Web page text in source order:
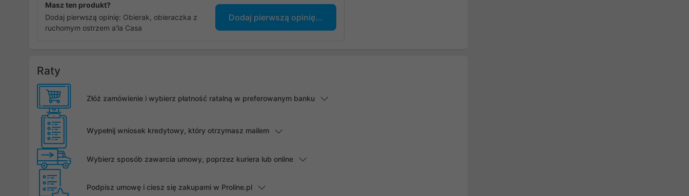
Masz ten produkt?
Dodaj pierwszą opinię: Obierak, obieraczka z
ruchomym ostrzem a'la Casa
Dodaj pierwszą opinię...
Raty
Złóż zamówienie i wybierz płatność ratalną w preferowanym banku
Wypełnij wniosek kredytowy, który otrzymasz mailem
Wybierz sposób zawarcia umowy, poprzez kuriera lub online
Podpisz umowę i ciesz się zakupami w Proline.pl